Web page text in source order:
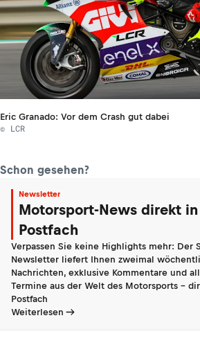
Eric Granado: Vor dem Crash gut dabei
© LCR
Schon gesehen?
Newsletter
Motorsport-News direkt
Postfach
Verpassen Sie keine Highlights mehr: Der
Newsletter liefert Ihnen zweimal
Nachrichten, exklusive Kommentare und
Termine aus der Welt des Motorsports -
Postfach
Weiterlesen